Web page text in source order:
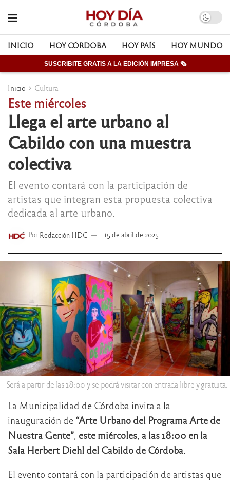
INICIO HOY CÓRDOBA HOY PAÍS HOY MUNDO
SUSCRIBITE GRATIS A LA EDICIÓN IMPRESA 🗞
Inicio Cultura
Este miércoles
Llega el arte urbano al
Cabildo con una muestra
colectiva
El evento contará con la participación de
artistas que integran esta propuesta colectiva
dedicada al arte urbano.
Por Redacción HDC 15 de abril de 2025
Será a partir de las 18:00 y se podrá visitar con entrada libre y gratuita.
La Municipalidad de Córdoba invita a la
inauguración de “Arte Urbano del Programa Arte de
Nuestra Gente”, este miércoles, a las 18:00 en la
Sala Herbert Diehl del Cabildo de Córdoba.
El evento contará con la participación de artistas que